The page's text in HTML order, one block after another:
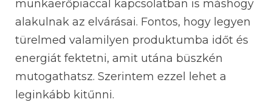
munkaerőpiaccal kapcsolatban is máshogy
alakulnak az elvárásai. Fontos, hogy legyen
türelmed valamilyen produktumba időt és
energiát fektetni, amit utána büszkén
mutogathatsz. Szerintem ezzel lehet a
leginkább kitűnni.